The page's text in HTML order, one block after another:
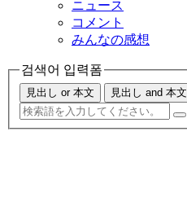
ニュース
コメント
みんなの感想
검색어 입력폼
見出し or 本文 見出し and 本文